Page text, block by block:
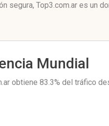
segura, Top3.com.ar es un
Mundial
obtiene 83.3% del tráfico